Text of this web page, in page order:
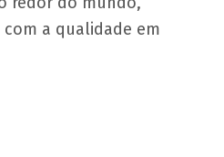
a qualidade em